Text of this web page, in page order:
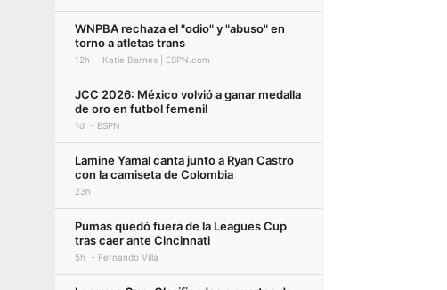
WNPBA rechaza el "odio" y "abuso" en
torno a atletas trans
12h Katie Barnes | ESPN.com
JCC 2026: México volvió a ganar medalla
de oro en futbol femenil
1d ESPN
Lamine Yamal canta junto a Ryan Castro
con la camiseta de Colombia
23h
Pumas quedó fuera de la Leagues Cup
tras caer ante Cincinnati
5h Fernando Villa